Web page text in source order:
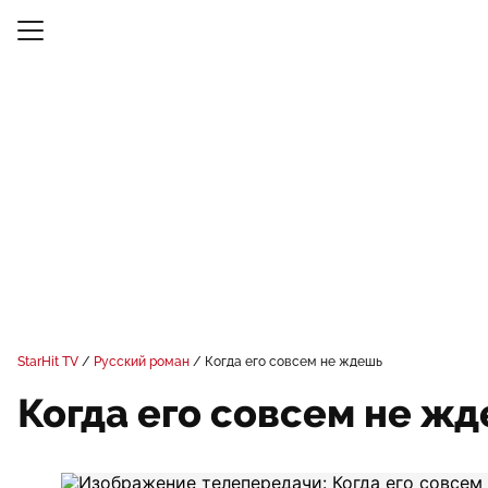
StarHit TV Русский роман Когда его совсем не ждешь
Когда его совсем не